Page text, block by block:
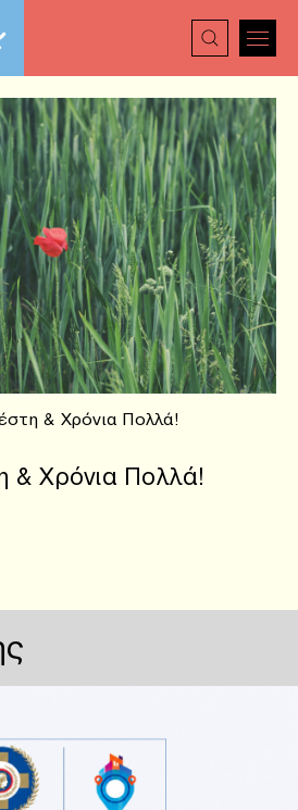
& Χρόνια Πολλά!
& Χρόνια Πολλά!